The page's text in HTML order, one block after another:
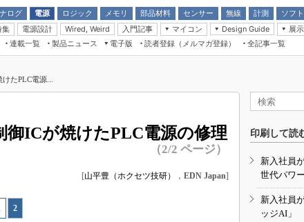
ログ
電源
ロジック
メモリ
部品材料
受動部品
センサー 無線 計測 ソフ
アナログ機能回路
計測とテスト
Wired, Weird
集
電源設計 Wired, Weird
入門記事
ー入門
マイコン
マイコン講座
Design Guide
計測機器
展
CEATEC
組込み/エッジコンピューティング展
人とくるま展
AUTOMOTIVE WORLD
Microchip情報
連載一覧
製品ニュース
電子版
レット
読者登録（メルマガ登録） 全記事一覧
たPLC電源...
ICが焼けたPLC電源の修理
（2/2 ページ）
[山平豊（ホクセツ技研） ， EDN Japan]
2
印刷して読
新入社員
世代パワ
新入社員
ッジAI」